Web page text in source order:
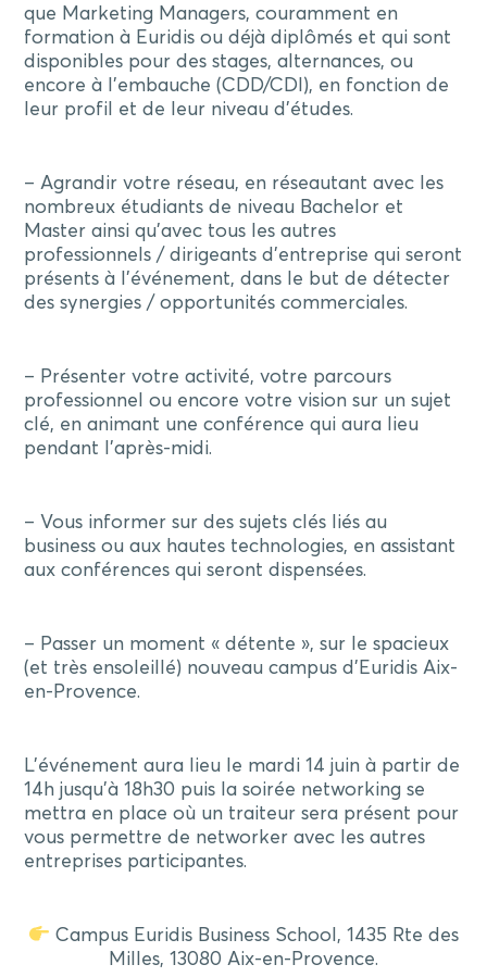
que Marketing Managers, couramment en
formation à Euridis ou déjà diplômés et qui sont
disponibles pour des stages, alternances, ou
encore à l’embauche (CDD/CDI), en fonction de
leur profil et de leur niveau d’études.
– Agrandir votre réseau, en réseautant avec les
nombreux étudiants de niveau Bachelor et
Master ainsi qu’avec tous les autres
professionnels / dirigeants d’entreprise qui seront
présents à l’événement, dans le but de détecter
des synergies / opportunités commerciales.
– Présenter votre activité, votre parcours
professionnel ou encore votre vision sur un sujet
clé, en animant une conférence qui aura lieu
pendant l’après-midi.
– Vous informer sur des sujets clés liés au
business ou aux hautes technologies, en assistant
aux conférences qui seront dispensées.
– Passer un moment « détente », sur le spacieux
(et très ensoleillé) nouveau campus d’Euridis Aix-
en-Provence.
L’événement aura lieu le mardi 14 juin à partir de
14h jusqu’à 18h30 puis la soirée networking se
mettra en place où un traiteur sera présent pour
vous permettre de networker avec les autres
entreprises participantes.
Campus Euridis Business School, 1435 Rte des
Milles, 13080 Aix-en-Provence.